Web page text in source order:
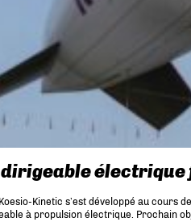
Kinetic s’est développé au
à propulsion électrique. Prochain